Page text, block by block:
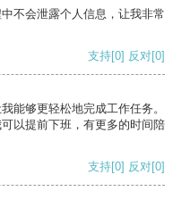
不会泄露个人信息，让我非常
支持[0] 反对[0]
能够更轻松地完成工作任务。
以提前下班，有更多的时间陪
支持[0] 反对[0]